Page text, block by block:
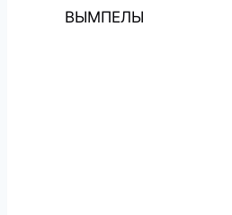
ВЫМПЕЛЫ